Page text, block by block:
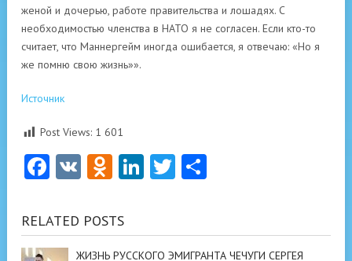
женой и дочерью, работе правительства и лошадях. С
необходимостью членства в НАТО я не согласен. Если кто-то
считает, что Маннергейм иногда ошибается, я отвечаю: «Но я
же помню свою жизнь»».
Источник
Post Views: 1 601
Facebook
VK Odnoklassniki
LinkedIn
Twitter
RELATED POSTS
ЖИЗНЬ РУССКОГО ЭМИГРАНТА ЧЕЧУГИ СЕРГЕЯ